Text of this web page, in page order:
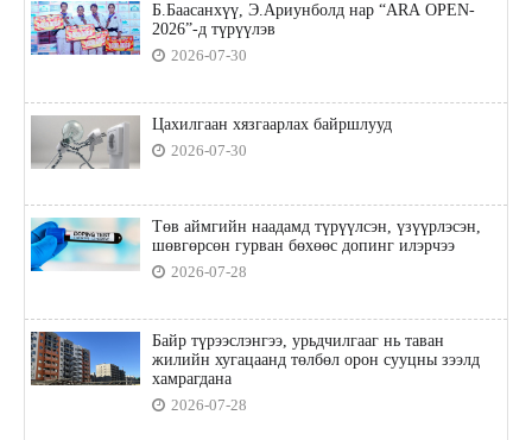
Б.Баасанхүү, Э.Ариунболд нар “ARA OPEN-
2026”-д түрүүлэв
2026-07-30
Цахилгаан хязгаарлах байршлууд
2026-07-30
Төв аймгийн наадамд түрүүлсэн, үзүүрлэсэн,
шөвгөрсөн гурван бөхөөс допинг илэрчээ
2026-07-28
Байр түрээслэнгээ, урьдчилгааг нь таван
жилийн хугацаанд төлбөл орон сууцны зээлд
хамрагдана
2026-07-28